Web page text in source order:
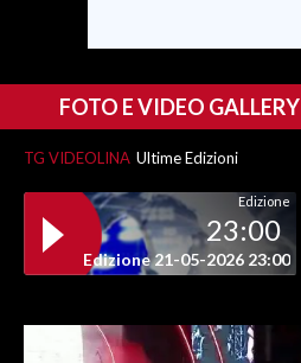
FOTO E VIDEO GALLERY
TG VIDEOLINA Ultime Edizioni
Edizione
23:00
Edizione 21-05-2026 23:00